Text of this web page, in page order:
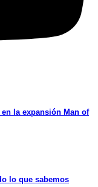
la expansión Man of
lo que sabemos